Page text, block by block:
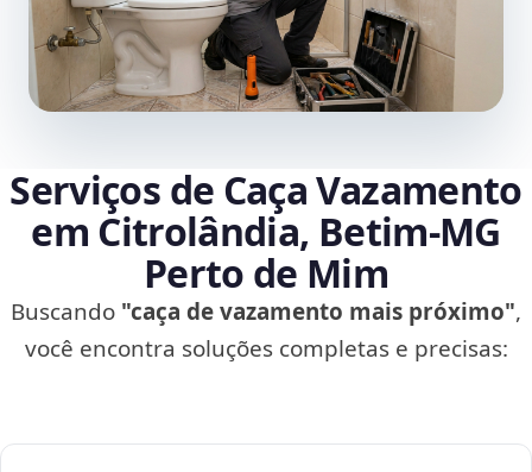
Serviços de Caça Vazamento
em Citrolândia, Betim‑MG
Perto de Mim
Buscando "caça de vazamento mais próximo",
você encontra soluções completas e precisas: